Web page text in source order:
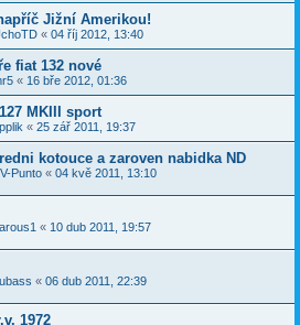
Jižní Amerikou!
« 04 říj 2012, 13:40
fiat 132 nové
« 16 bře 2012, 01:36
MKIII sport
« 25 zář 2011, 19:37
kotouce a zaroven nabidka ND
Punto « 04 kvě 2011, 13:10
« 10 dub 2011, 19:57
« 06 dub 2011, 22:39
1972